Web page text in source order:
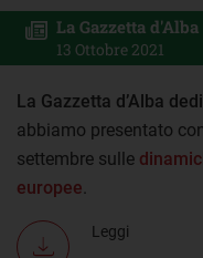
La Gazzetta d'Alba
13 Ottobre 2021
La Gazzetta d’Alba
abbiamo presentato
settembre sulle
europee
Leggi